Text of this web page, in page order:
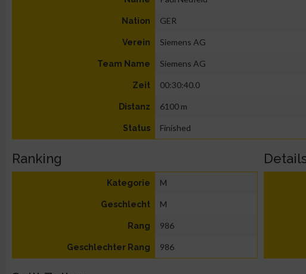
Nation GER
Verein Siemens AG
Team Name Siemens AG
Zeit 00:30:40.0
Distanz 6100 m
Status Finished
Ranking
Kategorie M
Geschlecht M
Rang 986
Geschlechter Rang 986